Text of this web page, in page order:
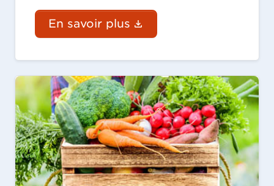
En savoir plus